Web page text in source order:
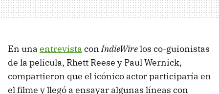
En una entrevista conIndieWirelos co-guionistas
de la película, Rhett Reese y Paul Wernick,
compartieron que el icónico actor participaría en
el filme y llegó a ensayar algunas líneas con